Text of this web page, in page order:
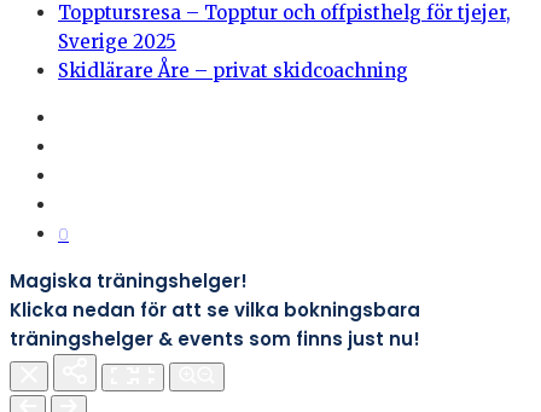
Topptursresa – Topptur och offpisthelg för tjejer,
Sverige 2025
Skidlärare Åre – privat skidcoachning
0
Magiska träningshelger!
Klicka nedan för att se vilka bokningsbara
träningshelger & events som finns just nu!